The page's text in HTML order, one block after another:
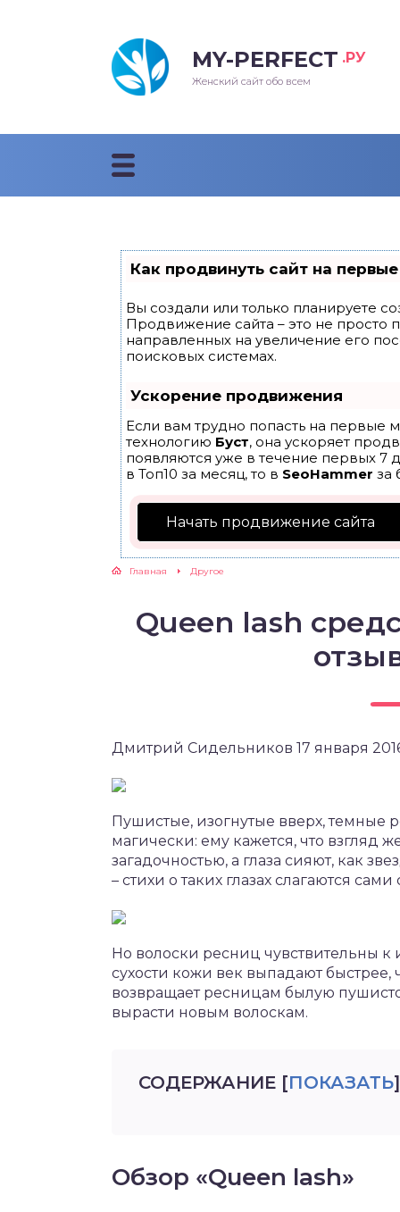
MY-PERFECT .РУ
Женский сайт обо всем
Как продвинуть сайт на
Вы создали или только планируете
Продвижение сайта – это не просто
направленных на увеличение его
поисковых системах.
Ускорение продвижения
Если вам трудно попасть на первые
технологию Буст, она ускоряет
появляются уже в течение первых 7
в Топ10 за месяц, то в SeoHammer за
Начать продвижение сайта
Главная Другое
Queen lash
Дмитрий Сидельников 17 января
Пушистые, изогнутые вверх, темные
магически: ему кажется, что взгляд
загадочностью, а глаза сияют, как
– стихи о таких глазах слагаются сами
Но волоски ресниц чувствительны
сухости кожи век выпадают быстрее,
возвращает ресницам былую
вырасти новым волоскам.
СОДЕРЖАНИЕ [ПОКАЗАТЬ]
Обзор «Queen lash»
прически 2018
стрижки 2018